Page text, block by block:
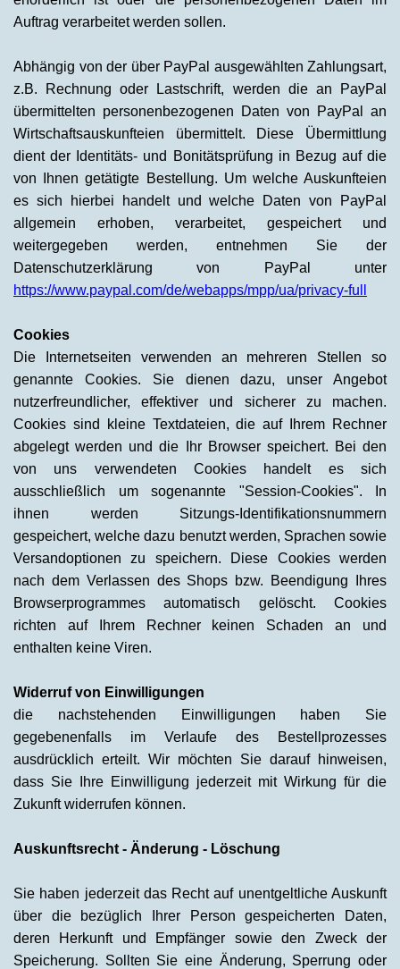
Auftrag verarbeitet werden sollen.
Abhängig von der über PayPal ausgewählten Zahlungsart,
z.B. Rechnung oder Lastschrift, werden die an PayPal
übermittelten personenbezogenen Daten von PayPal an
Wirtschaftsauskunfteien übermittelt. Diese Übermittlung
dient der Identitäts- und Bonitätsprüfung in Bezug auf die
von Ihnen getätigte Bestellung. Um welche Auskunfteien
es sich hierbei handelt und welche Daten von PayPal
allgemein erhoben, verarbeitet, gespeichert und
weitergegeben werden, entnehmen Sie der
Datenschutzerklärung von PayPal unter
https://www.paypal.com/de/webapps/mpp/ua/privacy-full
Cookies
Die Internetseiten verwenden an mehreren Stellen so
genannte Cookies. Sie dienen dazu, unser Angebot
nutzerfreundlicher, effektiver und sicherer zu machen.
Cookies sind kleine Textdateien, die auf Ihrem Rechner
abgelegt werden und die Ihr Browser speichert. Bei den
von uns verwendeten Cookies handelt es sich
ausschließlich um sogenannte "Session-Cookies". In
ihnen werden Sitzungs-Identifikationsnummern
gespeichert, welche dazu benutzt werden, Sprachen sowie
Versandoptionen zu speichern. Diese Cookies werden
nach dem Verlassen des Shops bzw. Beendigung Ihres
Browserprogrammes automatisch gelöscht. Cookies
richten auf Ihrem Rechner keinen Schaden an und
enthalten keine Viren.
Widerruf von Einwilligungen
die nachstehenden Einwilligungen haben Sie
gegebenenfalls im Verlaufe des Bestellprozesses
ausdrücklich erteilt. Wir möchten Sie darauf hinweisen,
dass Sie Ihre Einwilligung jederzeit mit Wirkung für die
Zukunft widerrufen können.
Auskunftsrecht - Änderung - Löschung
Sie haben jederzeit das Recht auf unentgeltliche Auskunft
über die bezüglich Ihrer Person gespeicherten Daten,
deren Herkunft und Empfänger sowie den Zweck der
Speicherung. Sollten Sie eine Änderung, Sperrung oder